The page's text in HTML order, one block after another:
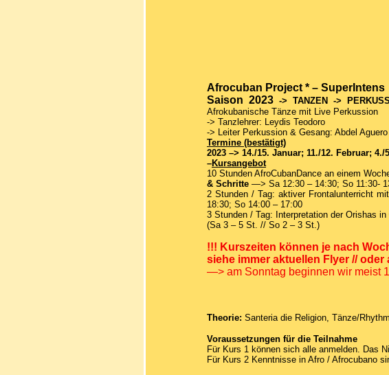
Afrocuban Project * – SuperIntens
Saison 2023 -> TANZEN ->
Afrokubanische Tänze mit Live Perkussion
-> Tanzlehrer: Leydis Teodoro
-> Leiter Perkussion & Gesang: Abdel Aguero
Termine (bestätigt)
2023 –> 14./15. Januar; 11./12. Februar;
–Kursangebot
10 Stunden AfroCubanDance an einem
& Schritte —> Sa 12:30 – 14:30; So 11:30-
2 Stunden / Tag: aktiver Frontalunterricht
18:30; So 14:00 – 17:00
3 Stunden / Tag: Interpretation der Orishas
(Sa 3 – 5 St. // So 2 – 3 St.)
!!! Kurszeiten können je nach
siehe immer aktuellen Flyer // oder
—> am Sonntag beginnen wir meist
Theorie: Santeria die Religion, Tänze/
Voraussetzungen für die Teilnahme
Für Kurs 1 können sich alle anmelden. Das
Für Kurs 2 Kenntnisse in Afro / Afrocubano